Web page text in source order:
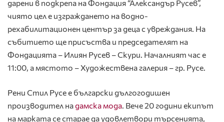
дарени в подкрепа на Фондация “Александър Русев”,
чиято цел е изграждането на водно-
рехабилитационен център за деца с увреждания. На
събитието ще присъства и председателят на
Фондацията – Илиян Русев – Скури. Началният час е
11:00, а мястото – Художествена галерия – гр. Русе.
Рени Стил Русее български дългогодишен
производител надамска мода. Вече 20 години екипът
на марката се старае да удовлетвори търсенията,